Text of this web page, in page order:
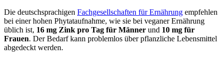
Die deutschsprachigen Fachgesellschaften für Ernährung empfehlen
bei einer hohen Phytataufnahme, wie sie bei veganer Ernährung
üblich ist, 16 mg Zink pro Tag für Männer und 10 mg für
Frauen. Der Bedarf kann problemlos über pflanzliche Lebensmittel
abgedeckt werden.